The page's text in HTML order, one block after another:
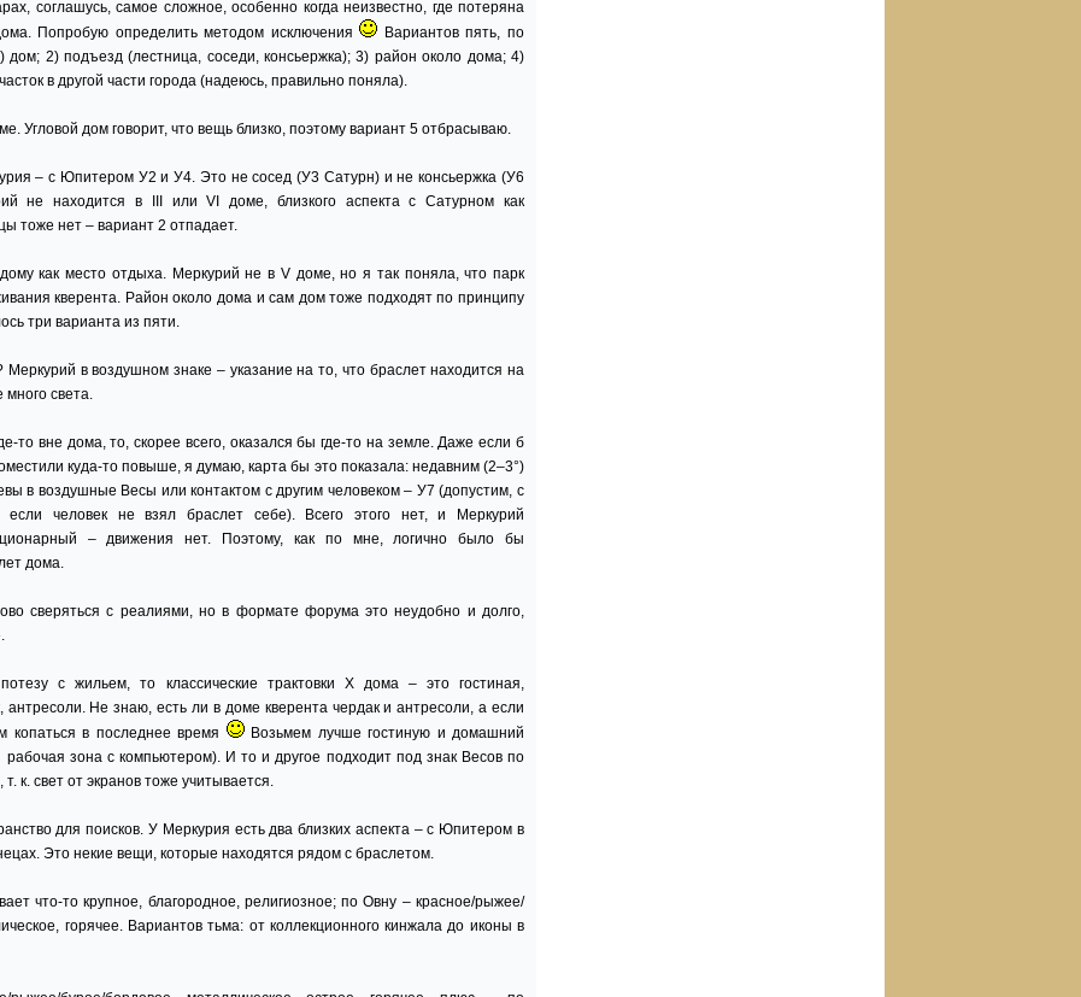
соглашусь, самое сложное, особенно когда неизвестно, где потеряна
Попробую определить методом исключения
Вариантов пять, по
дом; 2) подъезд (лестница, соседи, консьержка); 3) район около дома; 4)
в другой части города (надеюсь, правильно поняла).
Угловой дом говорит, что вещь близко, поэтому вариант 5 отбрасываю.
– с Юпитером У2 и У4. Это не сосед (У3 Сатурн) и не консьержка (У6
не находится в III или VI доме, близкого аспекта с Сатурном как
тоже нет – вариант 2 отпадает.
как место отдыха. Меркурий не в V доме, но я так поняла, что парк
кверента. Район около дома и сам дом тоже подходят по принципу
три варианта из пяти.
в воздушном знаке – указание на то, что браслет находится на
света.
то вне дома, то, скорее всего, оказался бы где-то на земле. Даже если б
куда-то повыше, я думаю, карта бы это показала: недавним (2–3°)
в воздушные Весы или контактом с другим человеком – У7 (допустим, с
если человек не взял браслет себе). Всего этого нет, и Меркурий
– движения нет. Поэтому, как по мне, логично было бы
дома.
сверяться с реалиями, но в формате форума это неудобно и долго,
с жильем, то классические трактовки Х дома – это гостиная,
Не знаю, есть ли в доме кверента чердак и антресоли, а если
копаться в последнее время
Возьмем лучше гостиную и домашний
зона с компьютером). И то и другое подходит под знак Весов по
к. свет от экранов тоже учитывается.
для поисков. У Меркурия есть два близких аспекта – с Юпитером в
Это некие вещи, которые находятся рядом с браслетом.
что-то крупное, благородное, религиозное; по Овну – красное/рыжее/
горячее. Вариантов тьма: от коллекционного кинжала до иконы в